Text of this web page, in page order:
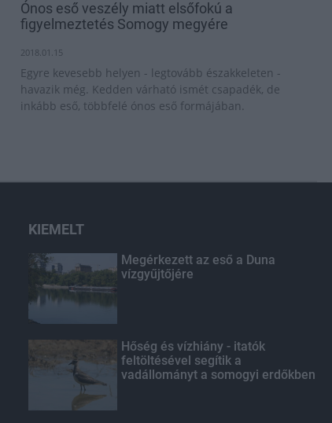
Ónos eső veszély miatt elsőfokú a
figyelmeztetés Somogy megyére
2018.01.15
Egyre kevesebb helyen - legtovább északkeleten -
havazik még. Kedden várható ismét csapadék, de
inkább eső, többfelé ónos eső formájában.
KIEMELT
Megérkezett az eső a Duna
vízgyűjtőjére
Hőség és vízhiány - itatók
feltöltésével segítik a
vadállományt a somogyi erdőkben